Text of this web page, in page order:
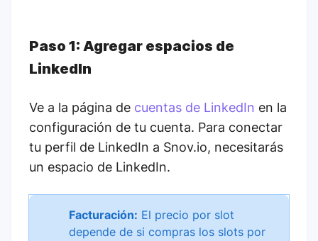
Paso 1: Agregar espacios de
LinkedIn
Ve a la página de cuentas de LinkedIn en la
configuración de tu cuenta. Para conectar
tu perfil de LinkedIn a Snov.io, necesitarás
un espacio de LinkedIn.
Facturación: El precio por slot
depende de si compras los slots por